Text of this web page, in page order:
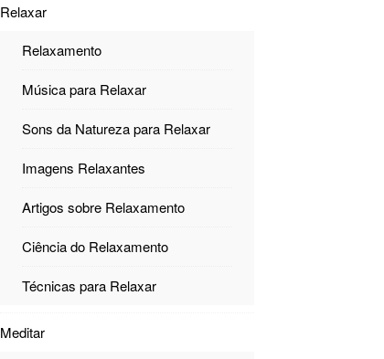
Relaxar
Relaxamento
Música para Relaxar
Sons da Natureza para Relaxar
Imagens Relaxantes
Artigos sobre Relaxamento
Ciência do Relaxamento
Técnicas para Relaxar
Meditar